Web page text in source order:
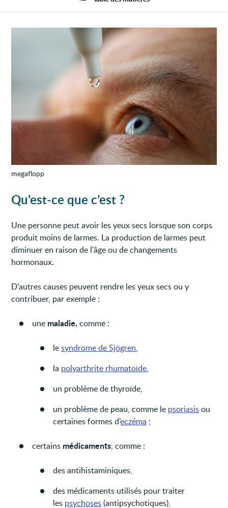
megaflopp
Qu’est-ce que c’est ?
Une personne peut avoir les yeux secs lorsque son corps
produit moins de larmes. La production de larmes peut
diminuer en raison de l'âge ou de changements
hormonaux.
D’autres causes peuvent rendre les yeux secs ou y
contribuer, par exemple :
une maladie,comme :
lesyndrome de Sjögren,
la polyarthrite rhumatoïde,
un problème de thyroïde,
un problème de peau, comme le psoriasisou
certaines formes d’eczéma ;
certains médicaments, comme :
des antihistaminiques,
des médicaments utilisés pour traiter
les psychoses(antipsychotiques),